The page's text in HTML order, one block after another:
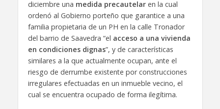
diciembre una medida precautelaren la cual
ordenó al Gobierno porteño que garantice a una
familia propietaria de un PH en la calle Tronador
del barrio de Saavedra “el acceso a una vivienda
en condiciones dignas”, y de características
similares a la que actualmente ocupan, ante el
riesgo de derrumbe existente por construcciones
irregulares efectuadas en un inmueble vecino, el
cual se encuentra ocupado de forma ilegítima.